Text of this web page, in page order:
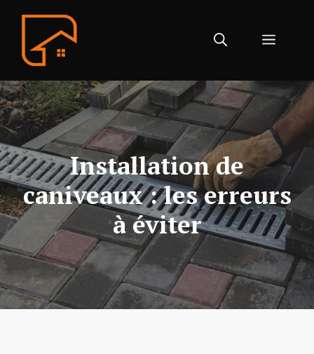
contenu
Menu
Installation de
caniveaux : les erreurs
à éviter